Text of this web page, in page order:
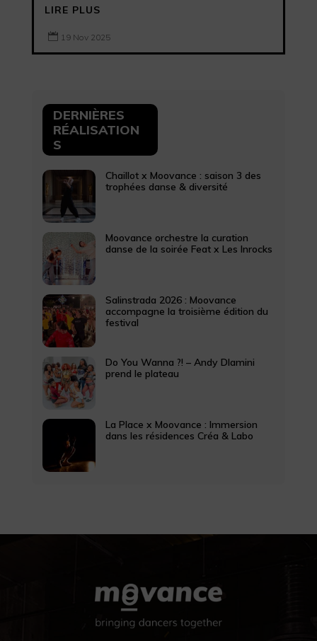
LIRE PLUS
 19 Nov 2025
DERNIÈRES
RÉALISATION
S
Chaillot x Moovance : saison 3 des
trophées danse & diversité
Moovance orchestre la curation
danse de la soirée Feat x Les Inrocks
Salinstrada 2026 : Moovance
accompagne la troisième édition du
festival
Do You Wanna ?! – Andy Dlamini
prend le plateau
La Place x Moovance : Immersion
dans les résidences Créa & Labo